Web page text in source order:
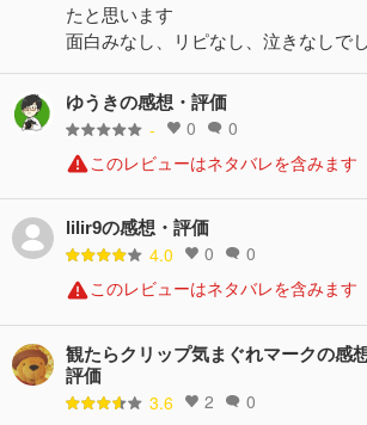
たと思います
面白みなし、リピなし、泣きなしで
ゆうきの感想・評価
- 0 0
このレビューはネタバレを含みます
lilir9の感想・評価
4.0 0 0
このレビューはネタバレを含みます
観たらクリップ気まぐれマークの感
評価
3.6 2 0